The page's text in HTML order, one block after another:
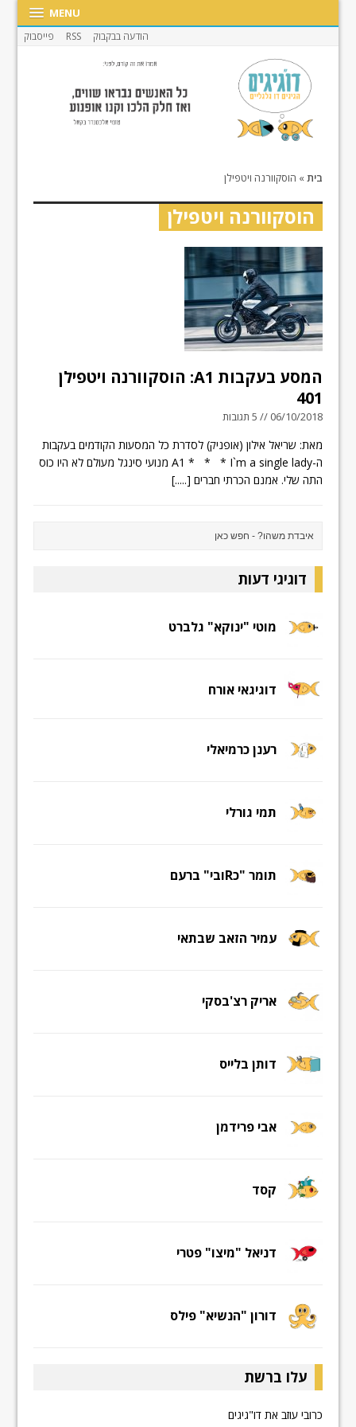
MENU
הודעה בבקבוק RSS פייסבוק
בית» הוסקוורנה ויטפילן
הוסקוורנה ויטפילן
המסע בעקבות A1: הוסקוורנה ויטפילן
401
06/10/2018 // 5 תגובות
מאת: שריאל אילון (אופניק) לסדרת כל המסעות הקודמים בעקבות
ה-A1 * * * I`m a single lady מנועי סינגל מעולם לא היו כוס
התה שלי. אמנם הכרתי חברים [.....]
דוגיגי דעות
מוטי "ינוקא" גלברט
דוגיגאי אורח
רענן כרמיאלי
תמי גורלי
תומר "כRובי" ברעם
עמיר הזאב שבתאי
אריק רצ'בסקי
דותן בלייס
אבי פרידמן
קסד
דניאל "מיצו" פטרי
דורון "הנשיא" פילס
עלו ברשת
כרובי עוזב את דו"גיגים